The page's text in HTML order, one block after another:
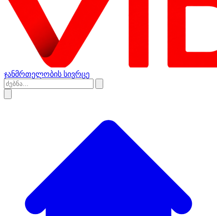
ჯანმრთელობის სივრცე